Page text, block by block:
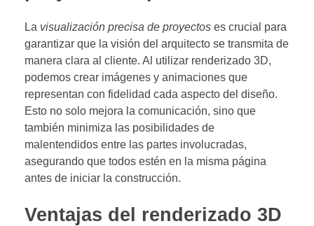
La visualización precisa de proyectos es crucial para
garantizar que la visión del arquitecto se transmita de
manera clara al cliente. Al utilizar renderizado 3D,
podemos crear imágenes y animaciones que
representan con fidelidad cada aspecto del diseño.
Esto no solo mejora la comunicación, sino que
también minimiza las posibilidades de
malentendidos entre las partes involucradas,
asegurando que todos estén en la misma página
antes de iniciar la construcción.
Ventajas del renderizado 3D